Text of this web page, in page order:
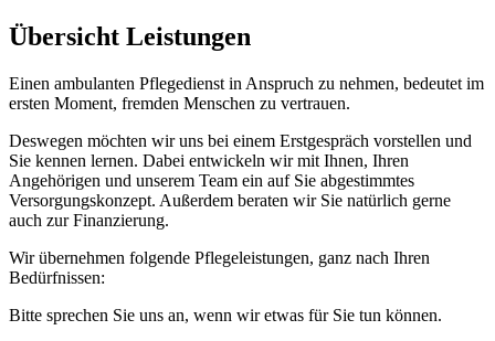
Übersicht Leistungen
Einen ambulanten Pflegedienst in Anspruch zu nehmen, bedeutet im
ersten Moment, fremden Menschen zu vertrauen.
Deswegen möchten wir uns bei einem Erstgespräch vorstellen und
Sie kennen lernen. Dabei entwickeln wir mit Ihnen, Ihren
Angehörigen und unserem Team ein auf Sie abgestimmtes
Versorgungskonzept. Außerdem beraten wir Sie natürlich gerne
auch zur Finanzierung.
Wir übernehmen folgende Pflegeleistungen, ganz nach Ihren
Bedürfnissen:
Bitte sprechen Sie uns an, wenn wir etwas für Sie tun können.